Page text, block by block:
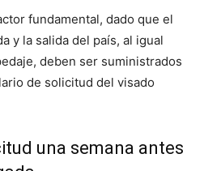
fundamental, dado que el
y la salida del país, al igual
deben ser suministrados
de solicitud del visado
una semana antes